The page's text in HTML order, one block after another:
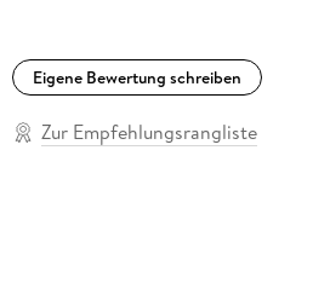
Eigene Bewertung schreiben
Zur Empfehlungsrangliste